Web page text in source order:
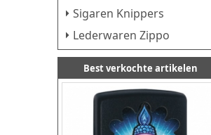
Sigaren Knippers
Lederwaren Zippo
Best verkochte artikelen